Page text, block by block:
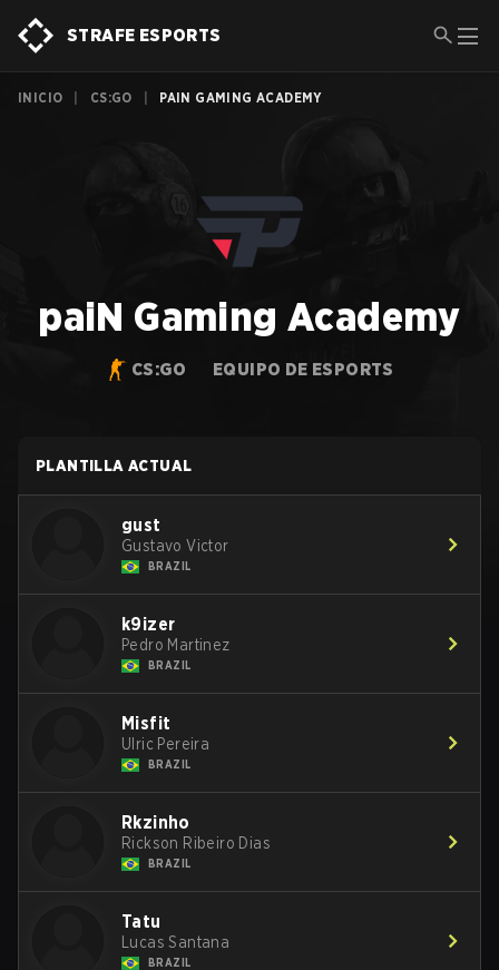
STRAFE ESPORTS
INICIO CS:GO PAIN GAMING ACADEMY
paiN Gaming Academy
CS:GO EQUIPO DE ESPORTS
PLANTILLA ACTUAL
gust
Gustavo Victor
BRAZIL
k9izer
Pedro Martinez
BRAZIL
Misfit
Ulric Pereira
BRAZIL
Rkzinho
Rickson Ribeiro Dias
BRAZIL
Tatu
Lucas Santana
BRAZIL